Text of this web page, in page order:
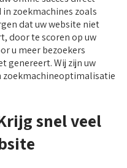
zoekmachines zoals
dat uw website niet
door te scoren op uw
u meer bezoekers
genereert. Wij zijn uw
zoekmachineoptimalisatie
snel veel